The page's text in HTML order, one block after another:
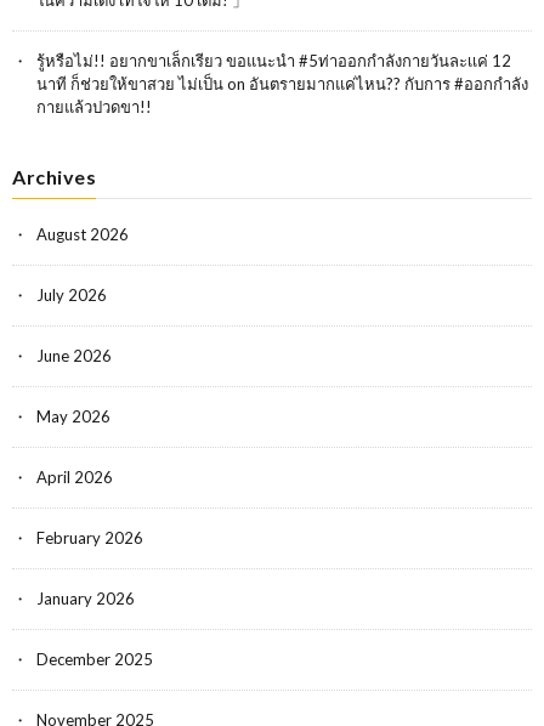
รู้หรือไม่!! อยากขาเล็กเรียว ขอแนะนำ #5ท่าออกกำลังกายวันละเเค่ 12
นาที ก็ช่วยให้ขาสวย ไม่เป็นon อันตรายมากแค่ไหน?? กับการ #ออกกำลัง
กายแล้วปวดขา!!
Archives
August 2026
July 2026
June 2026
May 2026
April 2026
February 2026
January 2026
December 2025
November 2025